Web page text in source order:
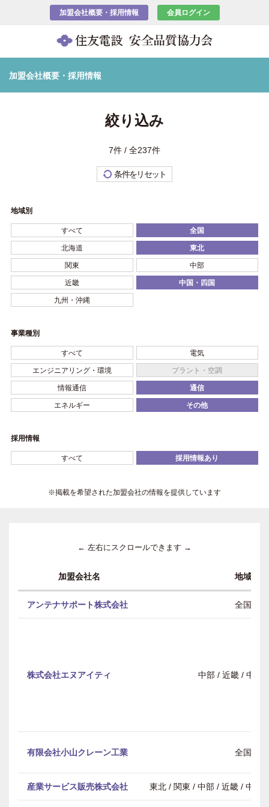
加盟会社概要・採用情報 会員ログイン
加盟会社概要・採用情報
絞り込み
7件 / 全237件
条件をリセット
地域別
すべて 全国
北海道 東北
関東 中部
近畿 中国・四国
九州・沖縄
事業種別
すべて 電気
エンジニアリング・環境 プラント・空調
情報通信 通信
エネルギー その他
採用情報
すべて 採用情報あり
※掲載を希望された加盟会社の情報を提供しています
← 左右にスクロールできます →
加盟会社名 地域
アンテナサポート株式会社 全国
株式会社エヌアイティ 中部 / 近畿 / 中国
有限会社小山クレーン工業 全国
産業サービス販売株式会社 東北 / 関東 / 中部 / 近畿 / 中国